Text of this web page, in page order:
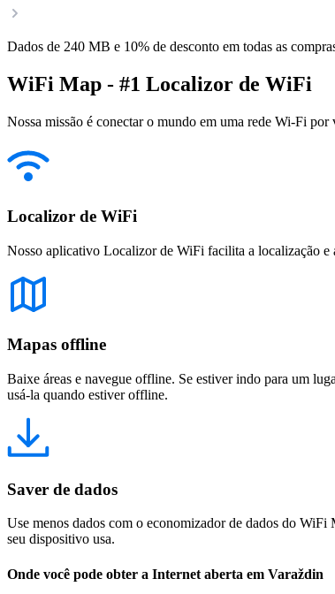
Dados de 240 MB e 10% de desconto em todas as
WiFi Map - #1 Localizor de WiFi
Nossa missão é conectar o mundo em uma rede Wi-Fi
Localizor de WiFi
Nosso aplicativo Localizor de WiFi facilita a localização e
Mapas offline
Baixe áreas e navegue offline. Se estiver indo para um
usá-la quando estiver offline.
Saver de dados
Use menos dados com o economizador de dados do
seu dispositivo usa.
Onde você pode obter a Internet aberta em Varaždin